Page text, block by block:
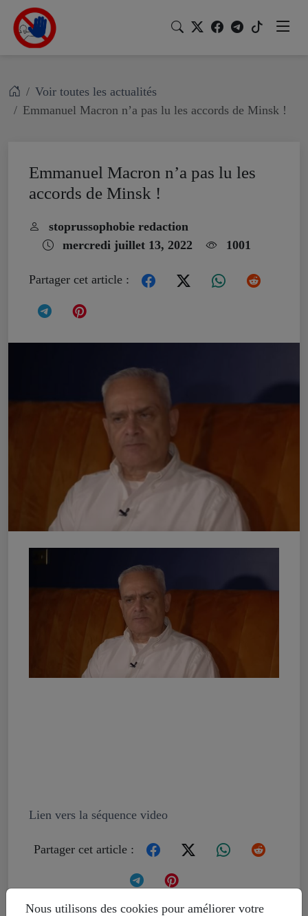
Voir toutes les actualités
Emmanuel Macron n’a pas lu les accords de Minsk !
Emmanuel Macron n’a pas lu les
accords de Minsk !
stoprussophobie redaction
mercredi juillet 13, 2022
1001
Partager cet article :
Lien vers la séquence video
Partager cet article :
Nous utilisons des cookies pour améliorer votre